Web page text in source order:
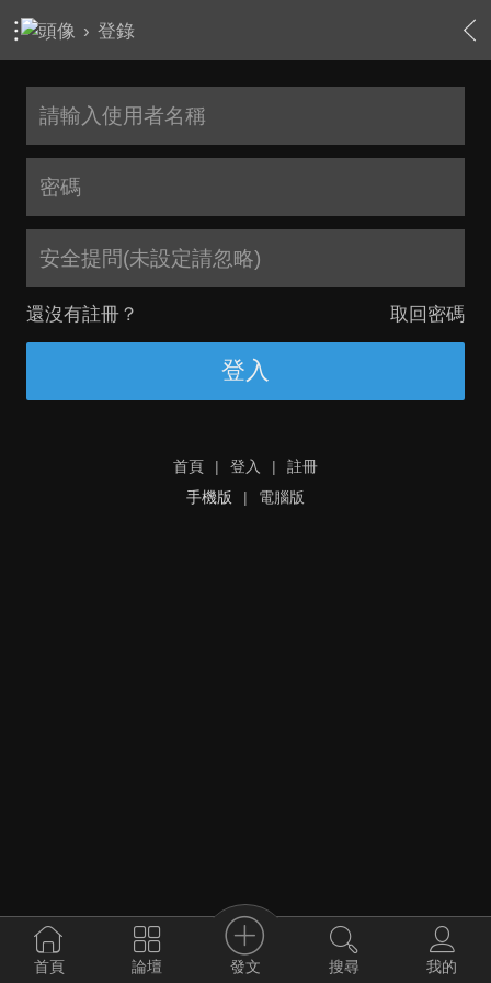
› 登錄
安全提問(未設定請忽略)
還沒有註冊？ 取回密碼
登入
首頁 | 登入 |
註冊
手機版
| 電腦版
首頁 論壇 發文 搜尋 我的